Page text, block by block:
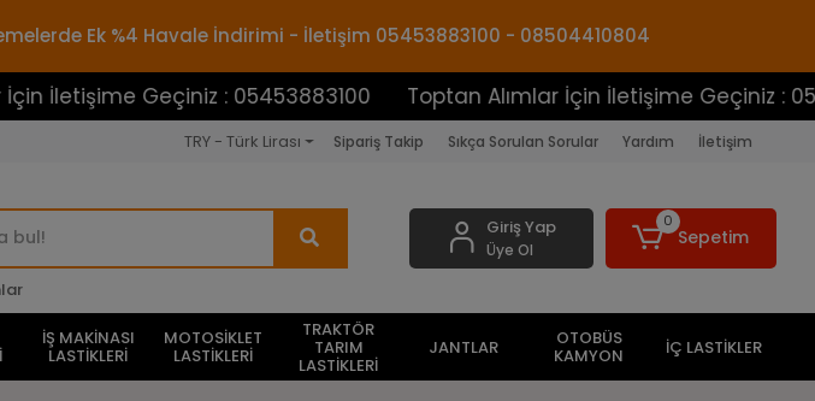
Ek %4 Havale İndirimi - İletişim 05453883100 - 08504410804
Geçiniz : 05453883100 Toptan Alımlar İçin İletişime Geçiniz :
TRY - Türk Lirası Sipariş Takip Sıkça Sorulan Sorular Yardım İletişim
Giriş Yap
Üye Ol
0
Sepetim
İŞ MAKİNASI
LASTİKLERİ
MOTOSİKLET
LASTİKLERİ
TRAKTÖR
TARIM
LASTİKLERİ
JANTLAR OTOBÜS
KAMYON İÇ LASTİKLER